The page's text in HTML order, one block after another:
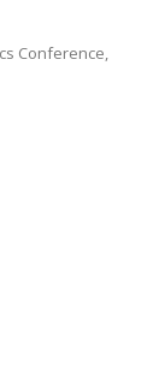
Conference,